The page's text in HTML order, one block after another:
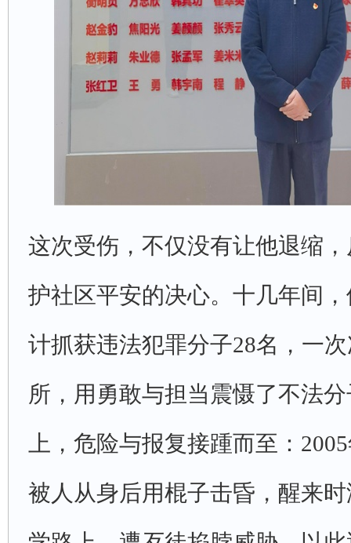
这次受伤，不仅没有让他退缩
护社区平安的决心。十几年间
计抓获违法犯罪分子28名，一
所，用勇敢与担当震慑了不法
上，危险与报复接踵而至：
被人从身后用棍子击昏，醒来